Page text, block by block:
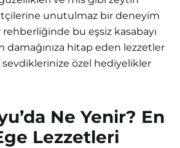
unutulmaz bir deneyim
rehberliğinde bu eşsiz kasabayı
damağınıza hitap eden lezzetler
özel hediyelikler
Ne Yenir? En
Lezzetleri